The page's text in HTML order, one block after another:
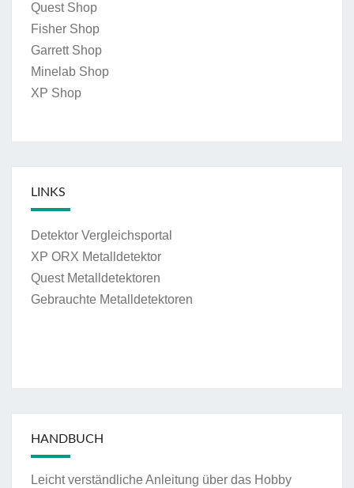
Quest Shop
Fisher Shop
Garrett Shop
Minelab Shop
XP Shop
LINKS
Detektor Vergleichsportal
XP ORX Metalldetektor
Quest Metalldetektoren
Gebrauchte Metalldetektoren
HANDBUCH
Leicht verständliche Anleitung über das Hobby